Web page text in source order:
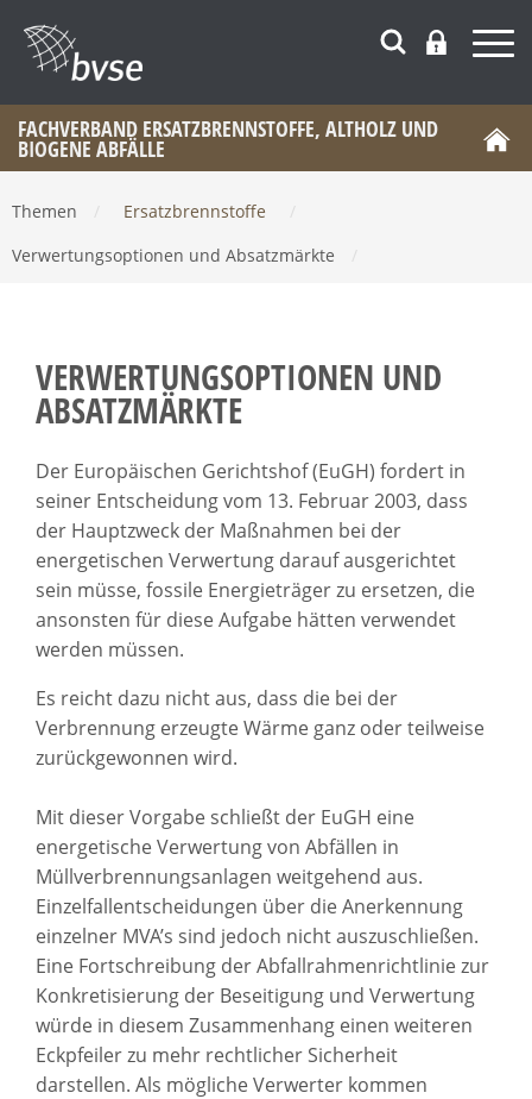
FACHVERBAND ERSATZBRENNSTOFFE, ALTHOLZ UND
BIOGENE ABFÄLLE
Themen Ersatzbrennstoffe
Verwertungsoptionen und Absatzmärkte
VERWERTUNGSOPTIONEN UND
ABSATZMÄRKTE
Der Europäischen Gerichtshof (EuGH) fordert in
seiner Entscheidung vom 13. Februar 2003, dass
der Hauptzweck der Maßnahmen bei der
energetischen Verwertung darauf ausgerichtet
sein müsse, fossile Energieträger zu ersetzen, die
ansonsten für diese Aufgabe hätten verwendet
werden müssen.
Es reicht dazu nicht aus, dass die bei der
Verbrennung erzeugte Wärme ganz oder teilweise
zurückgewonnen wird.
Mit dieser Vorgabe schließt der EuGH eine
energetische Verwertung von Abfällen in
Müllverbrennungsanlagen weitgehend aus.
Einzelfallentscheidungen über die Anerkennung
einzelner MVA’s sind jedoch nicht auszuschließen.
Eine Fortschreibung der Abfallrahmenrichtlinie zur
Konkretisierung der Beseitigung und Verwertung
würde in diesem Zusammenhang einen weiteren
Eckpfeiler zu mehr rechtlicher Sicherheit
darstellen. Als mögliche Verwerter kommen